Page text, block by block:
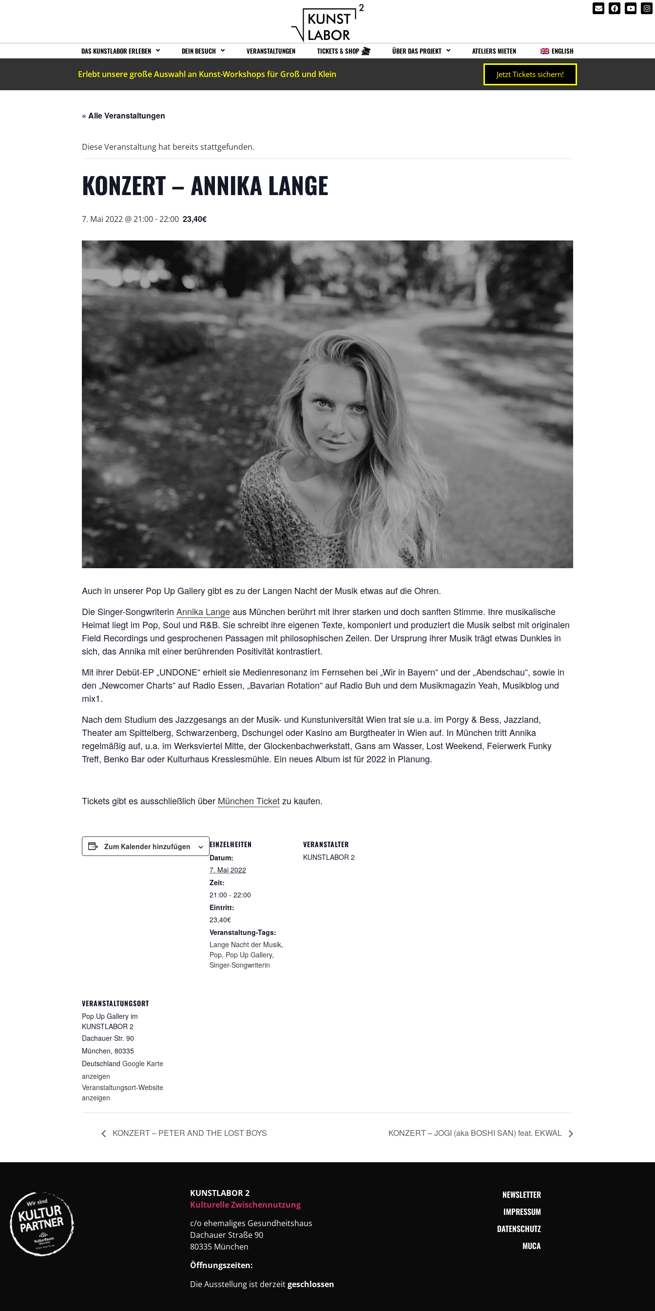
DAS KUNSTLABOR ERLEBEN DEIN BESUCH VERANSTALTUNGEN TICKETS & SHOP ÜBER DAS PROJEKT ATELIERS MIETEN ENGLISH
Erlebt unsere große Auswahl an Kunst-Workshops für Groß und Klein Jetzt Tickets sichern!
« Alle Veranstaltungen
Diese Veranstaltung hat bereits stattgefunden.
KONZERT – ANNIKA LANGE
7. Mai 2022 @ 21:00-22:00 23,40€
Auch in unserer Pop Up Gallery gibt es zu der Langen Nacht der Musik etwas auf die Ohren.
Die Singer-Songwriterin Annika Langeaus München berührt mit ihrer starken und doch sanften Stimme. Ihre musikalische
Heimat liegt im Pop, Soul und R&B. Sie schreibt ihre eigenen Texte, komponiert und produziert die Musik selbst mit originalen
Field Recordings und gesprochenen Passagen mit philosophischen Zeilen. Der Ursprung ihrer Musik trägt etwas Dunkles in
sich, das Annika mit einer berührenden Positivität kontrastiert.
Mit ihrer Debüt-EP „UNDONE“ erhielt sie Medienresonanz im Fernsehen bei „Wir in Bayern“ und der „Abendschau“, sowie in
den „Newcomer Charts“ auf Radio Essen, „Bavarian Rotation“ auf Radio Buh und dem Musikmagazin Yeah, Musikblog und
mix1.
Nach dem Studium des Jazzgesangs an der Musik- und Kunstuniversität Wien trat sie u.a. im Porgy & Bess, Jazzland,
Theater am Spittelberg, Schwarzenberg, Dschungel oder Kasino am Burgtheater in Wien auf. In München tritt Annika
regelmäßig auf, u.a. im Werksviertel Mitte, der Glockenbachwerkstatt, Gans am Wasser, Lost Weekend, Feierwerk Funky
Treff, Benko Bar oder Kulturhaus Kresslesmühle. Ein neues Album ist für 2022 in Planung.
Tickets gibt es ausschließlich über München Ticketzu kaufen.
Zum Kalender hinzufügen EINZELHEITEN
Datum:
7. Mai 2022
Zeit:
21:00 - 22:00
Eintritt:
23,40€
Veranstaltung-Tags:
Lange Nacht der Musik,
Pop, Pop Up Gallery,
Singer-Songwriterin
VERANSTALTER
KUNSTLABOR 2
VERANSTALTUNGSORT
Pop Up Gallery im
KUNSTLABOR 2
Dachauer Str. 90
München, 80335
Deutschland Google Karte
anzeigen
Veranstaltungsort-Website
anzeigen
KONZERT – PETER AND THE LOST BOYS KONZERT – JOGI (aka BOSHI SAN) feat. EKWAL
KUNSTLABOR 2
Kulturelle Zwischennutzung
c/o ehemaliges Gesundheitshaus
Dachauer Straße 90
80335 München
Öffnungszeiten:
Die Ausstellung ist derzeitgeschlossen
NEWSLETTER
IMPRESSUM
DATENSCHUTZ
MUCA